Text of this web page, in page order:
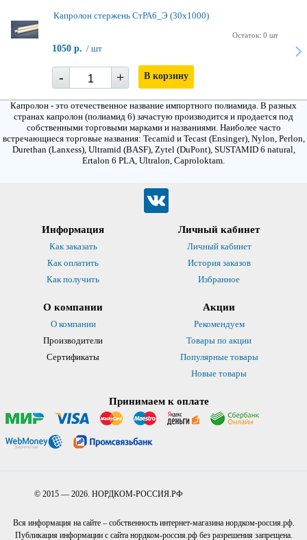
Капролон стержень СтРА6_Э (30x1000)
Остаток: 0 шт
1050 р. / шт
- + В корзину
Капролон - это отечественное название импортного полиамида. В разных
странах капролон (полиамид 6) зачастую производится и продается под
собственными торговыми марками и названиями. Наиболее часто
встречающиеся торговые названия: Tecamid и Tecast (Ensinger), Nylon, Perlon,
Durethan (Lanxess), Ultramid (BASF), Zytel (DuPont), SUSTAMID 6 natural,
Ertalon 6 PLA, Ultralon, Сaproloktam.
Информация
Как заказать
Как оплатить
Как получить
Личный кабинет
Личный кабинет
История заказов
Избранное
О компании
О компании
Производители
Сертификаты
Акции
Рекомендуем
Товары по акции
Популярные товары
Новые товары
Принимаем к оплате
© 2015 — 2026. НОРДКОМ-РОССИЯ.РФ
Вся информация на сайте – собственность интернет-магазина нордком-россия.рф.
Публикация информации с сайта нордком-россия.рф без разрешения запрещена.